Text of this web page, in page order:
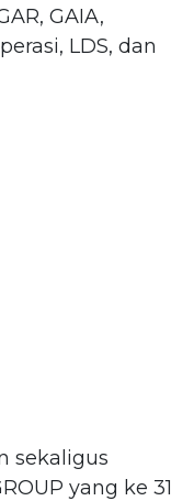
GAIA,
LDS, dan
sekaligus
yang ke 31